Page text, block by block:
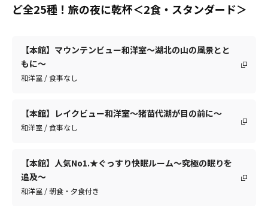
ど全25種！旅の夜に乾杯＜2食・スタンダード＞
【本館】マウンテンビュー和洋室～湖北の山の風景とと
もに～
和洋室 / 食事なし
【本館】レイクビュー和洋室～猪苗代湖が目の前に～
和洋室 / 食事なし
【本館】人気No1.★ぐっすり快眠ルーム～究極の眠りを
追及～
和洋室 / 朝食・夕食付き